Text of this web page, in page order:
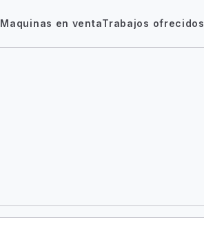
Maquinas en ventaTrabajos ofrecidos